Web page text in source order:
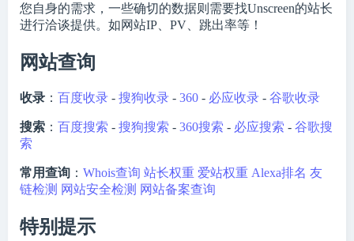
您自身的需求，一些确切的数据则需要找Unscreen的站长
进行洽谈提供。如网站IP、PV、跳出率等！
网站查询
收录 ： 百度收录 - 搜狗收录 - 360 - 必应收录 - 谷歌收录
搜索 ： 百度搜索 - 搜狗搜索 - 360搜索 - 必应搜索 - 谷歌搜
索
常用查询 ： Whois查询 站长权重 爱站权重 Alexa排名 友
链检测 网站安全检测 网站备案查询
特别提示